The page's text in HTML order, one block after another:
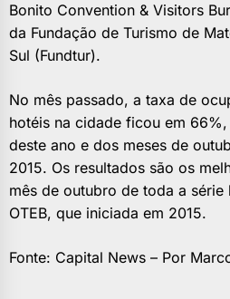
Bonito Convention & Visitors
da Fundação de Turismo de
Sul (Fundtur).
No mês passado, a taxa de
hotéis na cidade ficou em
deste ano e dos meses de
2015. Os resultados são os
mês de outubro de toda a série
OTEB, que iniciada em 2015.
Fonte: Capital News – Por